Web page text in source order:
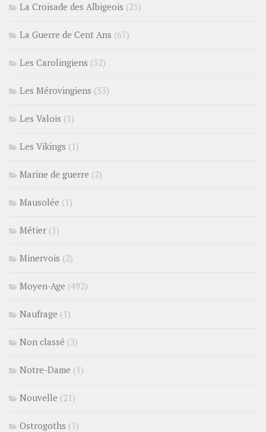
La Croisade des Albigeois (25)
La Guerre de Cent Ans (67)
Les Carolingiens (32)
Les Mérovingiens (33)
Les Valois (1)
Les Vikings (1)
Marine de guerre (2)
Mausolée (1)
Métier (1)
Minervois (2)
Moyen-Age (492)
Naufrage (1)
Non classé (3)
Notre-Dame (1)
Nouvelle (21)
Ostrogoths (1)